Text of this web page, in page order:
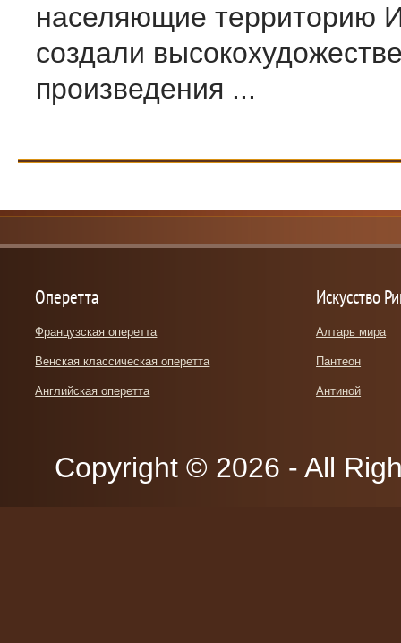
населяющие территорию
создали
произведения ...
Оперетта
Французская оперетта
Венская классическая оперетта
Английская оперетта
Искусство
Алтарь мира
Пантеон
Антиной
Copyright © 2026 - All